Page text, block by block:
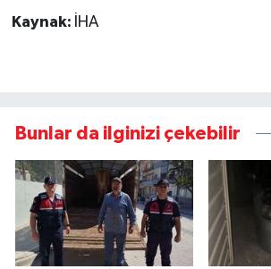
Kaynak: İHA
Bunlar da ilginizi çekebilir